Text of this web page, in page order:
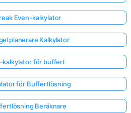
Even-kalkylator
Kalkylator
kalkylator för buffert
för Buffertlösning
Beräknare